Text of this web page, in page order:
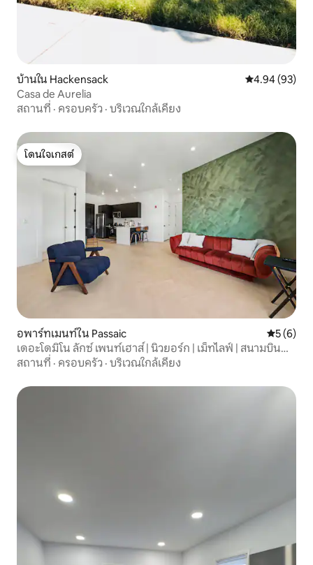
บ้านใน Hackensack คะแนนเฉลี่ย
4.94 (93)
Casa de Aurelia
สถานที่ · ครอบครัว · บริเวณใกล้เคียง
โดนใจเกสต์
โดนใจเกสต์
อพาร์ทเมนท์ใน Passaic คะแนนเฉ
5 (6)
เดอะโดมิโน ลักซ์ เพนท์เฮาส์ | นิวยอร์ก | เม็ทไลฟ์ | สนามบิน
นวาร์ก ลิเบอร์ตี
สถานที่ · ครอบครัว · บริเวณใกล้เคียง